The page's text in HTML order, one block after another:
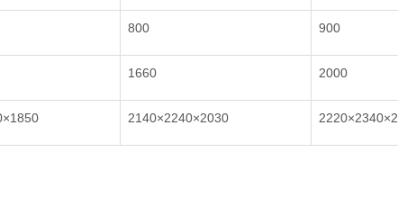
800 900
1660 2000
2140×2240×2030